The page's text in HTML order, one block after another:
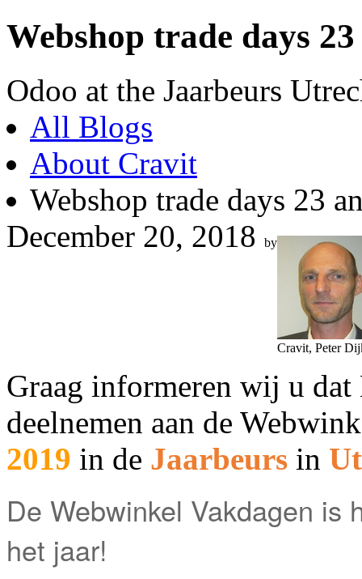
Webshop trade days
Odoo at the Jaarbeurs
All Blogs
About Cravit
Webshop trade days 23
December 20, 2018
by
Cravit, Peter
Graag informeren wij u
deelnemen aan de
2019 in de Jaarbeurs in
De Webwinkel Vakdagen is
het jaar!